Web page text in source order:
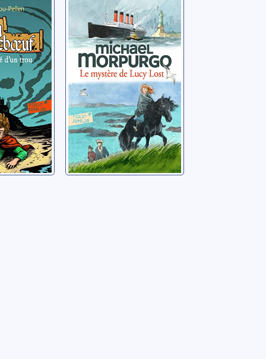
Le
d'un
Evelyne
Le mystère de
Lucy Lost
Morpurgo, Michael